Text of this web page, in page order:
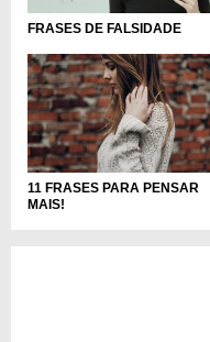
FRASES DE FALSIDADE
11 FRASES PARA PENSAR
MAIS!